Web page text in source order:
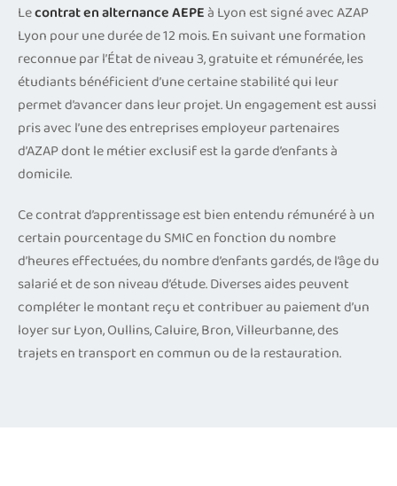
Lecontrat en alternance AEPEà Lyon est signé avec AZAP
Lyon pour une durée de 12 mois. En suivant une formation
reconnue par l’État de niveau 3, gratuite et rémunérée, les
étudiants bénéficient d’une certaine stabilité qui leur
permet d’avancer dans leur projet. Un engagement est aussi
pris avec l’une des entreprises employeur partenaires
d’AZAP dont le métier exclusif est la garde d’enfants à
domicile.
Ce contrat d’apprentissage est bien entendu rémunéré à un
certain pourcentage du SMIC en fonction du nombre
d’heures effectuées, du nombre d’enfants gardés, de l’âge du
salarié et de son niveau d’étude. Diverses aides peuvent
compléter le montant reçu et contribuer au paiement d’un
loyer sur Lyon, Oullins, Caluire, Bron, Villeurbanne, des
trajets en transport en commun ou de la restauration.